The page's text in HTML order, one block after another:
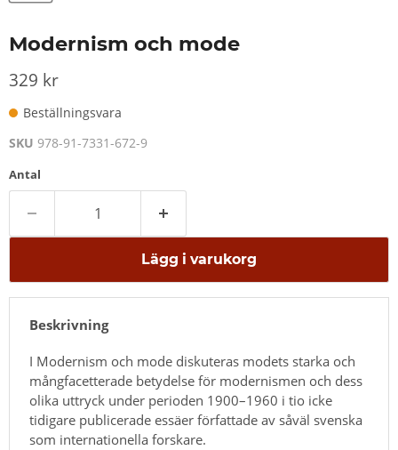
Modernism och mode
329 kr
Beställningsvara
SKU 978-91-7331-672-9
Antal
Lägg i varukorg
Beskrivning
I Modernism och mode diskuteras modets starka och
mångfacetterade betydelse för modernismen och dess
olika uttryck under perioden 1900–1960 i tio icke
tidigare publicerade essäer författade av såväl svenska
som internationella forskare.